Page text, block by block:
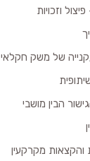
וזכויות
של משק חקלאי
הבין מושבי
והקצאות מקרקעין